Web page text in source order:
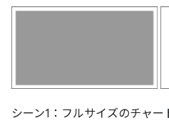
シーン1：フルサイズのチャ